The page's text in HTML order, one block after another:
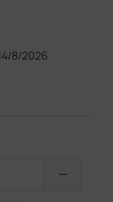
8/2026
remove